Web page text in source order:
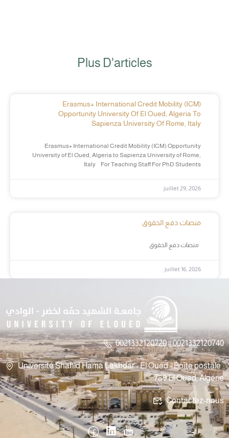
Plus D'articles
Erasmus+ International Credit Mobility (ICM)
Opportunity University Of El Oued, Algeria To
Sapienza University Of Rome, Italy
Erasmus+ International Credit Mobility (ICM) Opportunity
University of El Oued, Algeria to Sapienza University of Rome,
Italy For Teaching Staff For PhD Students
juillet 29, 2026
منصات دفع الحقوق
juillet 16, 2026
0021332120720 || 0021332120740
Université Shahid Hama Lakhdar - El Oued - Boîte postale :
789 El Oued, Algérie
Contactez-nous